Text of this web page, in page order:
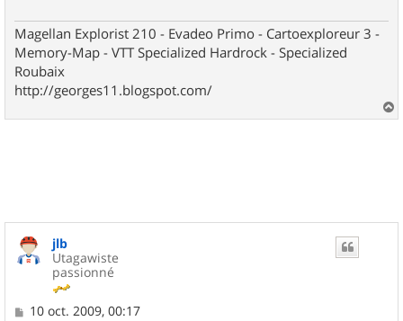
Magellan Explorist 210 - Evadeo Primo - Cartoexploreur 3 -
Memory-Map - VTT Specialized Hardrock - Specialized
Roubaix
http://georges11.blogspot.com/
a
jlb
Utagawiste
passionné
M10 oct. 2009, 00:17